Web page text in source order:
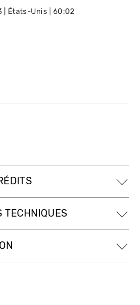
États-Unis 60:02
TECHNIQUES